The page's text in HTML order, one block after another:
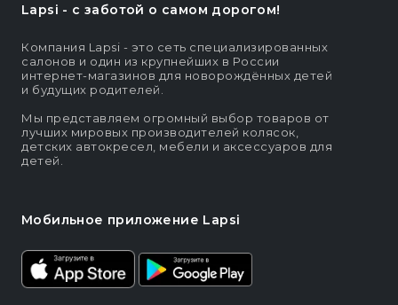
Lapsi - c заботой о самом дорогом!
Компания Lapsi - это сеть специализированных
салонов и один из крупнейших в России
интернет-магазинов для новорождённых детей
и будущих родителей.
Мы представляем огромный выбор товаров от
лучших мировых производителей колясок,
детских автокресел, мебели и аксессуаров для
детей.
Мобильное приложение Lapsi